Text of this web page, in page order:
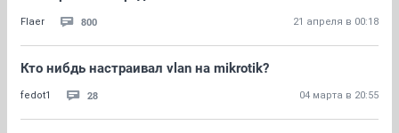
Flaer 800 21 апреля в 00:18
Кто нибдь настраивал vlan на mikrotik?
fedot1 28 04 марта в 20:55